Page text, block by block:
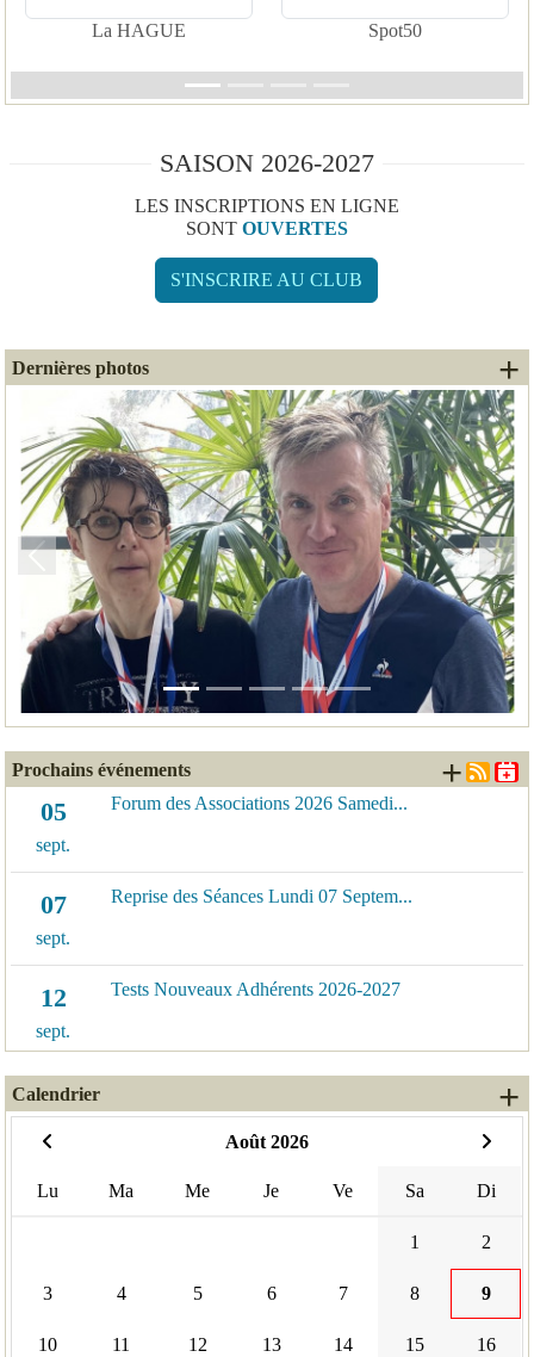
La HAGUE Spot50
SAISON 2026-2027
LES INSCRIPTIONS EN LIGNE
SONT OUVERTES
S'INSCRIRE AU CLUB
Dernières photos
Précedent
+
Prochains événements
05
sept.
Forum des Associations 2026 Samedi...
07
sept.
Reprise des Séances Lundi 07 Septem...
12
sept.
Tests Nouveaux Adhérents 2026-2027
+
Calendrier
Août 2026
Lu Ma Me Je Ve Sa Di
1 2
3 4 5 6 7 8 9
10 11 12 13 14 15 16
+